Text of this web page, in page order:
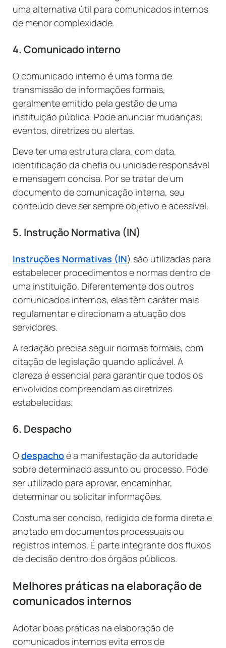
uma alternativa útil para comunicados internos
de menor complexidade.
4. Comunicado interno
O comunicado interno é uma forma de
transmissão de informações formais,
geralmente emitido pela gestão de uma
instituição pública. Pode anunciar mudanças,
eventos, diretrizes ou alertas.
Deve ter uma estrutura clara, com data,
identificação da chefia ou unidade responsável
e mensagem concisa. Por se tratar de um
documento de comunicação interna, seu
conteúdo deve ser sempre objetivo e acessível.
5. Instrução Normativa (IN)
Instruções Normativas (IN) são utilizadas para
estabelecer procedimentos e normas dentro de
uma instituição. Diferentemente dos outros
comunicados internos, elas têm caráter mais
regulamentar e direcionam a atuação dos
servidores.
A redação precisa seguir normas formais, com
citação de legislação quando aplicável. A
clareza é essencial para garantir que todos os
envolvidos compreendam as diretrizes
estabelecidas.
6. Despacho
Odespachoé a manifestação da autoridade
sobre determinado assunto ou processo. Pode
ser utilizado para aprovar, encaminhar,
determinar ou solicitar informações.
Costuma ser conciso, redigido de forma direta e
anotado em documentos processuais ou
registros internos. É parte integrante dos fluxos
de decisão dentro dos órgãos públicos.
Melhores práticas na elaboração de
comunicados internos
Adotar boas práticas na elaboração de
comunicados internos evita erros de